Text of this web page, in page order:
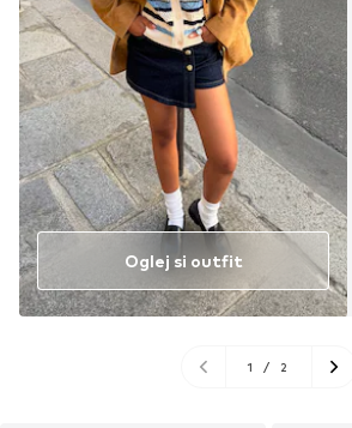
Oglej si outfit
1 / 2